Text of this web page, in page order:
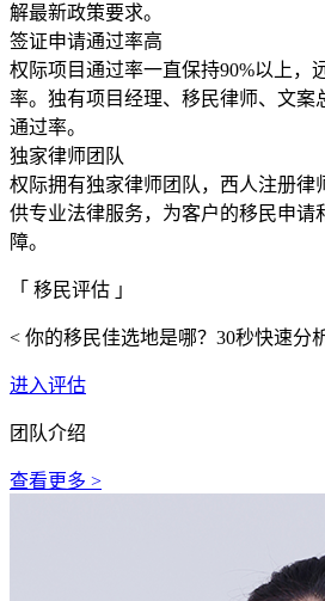
解最新政策要求。
签证申请通过率高
权际项目通过率一直保持90%以上，
率。独有项目经理、移民律师、文案
通过率。
独家律师团队
权际拥有独家律师团队，西人注册律
供专业法律服务，为客户的移民申请
障。
「 移民评估 」
< 你的移民佳选地是哪？30秒快速分
进入评估
团队介绍
查看更多 >